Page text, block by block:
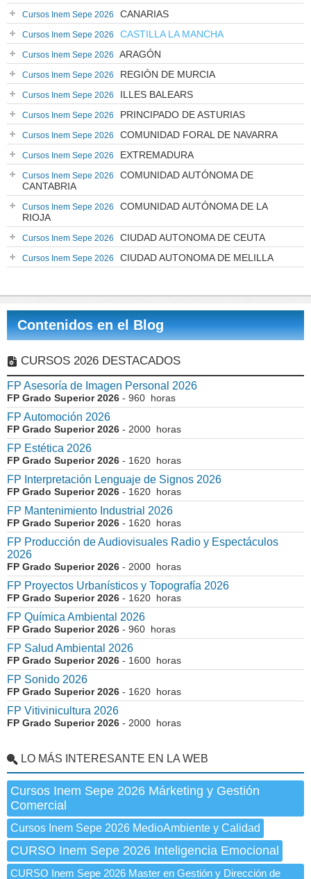
Cursos Inem Sepe 2026 CANARIAS
Cursos Inem Sepe 2026 CASTILLA LA MANCHA
Cursos Inem Sepe 2026 ARAGÓN
Cursos Inem Sepe 2026 REGIÓN DE MURCIA
Cursos Inem Sepe 2026 ILLES BALEARS
Cursos Inem Sepe 2026 PRINCIPADO DE ASTURIAS
Cursos Inem Sepe 2026 COMUNIDAD FORAL DE NAVARRA
Cursos Inem Sepe 2026 EXTREMADURA
Cursos Inem Sepe 2026
COMUNIDAD AUTÓNOMA DE
CANTABRIA
Cursos Inem Sepe 2026
COMUNIDAD AUTÓNOMA DE LA
RIOJA
Cursos Inem Sepe 2026 CIUDAD AUTONOMA DE CEUTA
Cursos Inem Sepe 2026 CIUDAD AUTONOMA DE MELILLA
Contenidos en el Blog
CURSOS 2026 DESTACADOS
FP Asesoría de Imagen Personal 2026
FP Grado Superior 2026 - 960 horas
FP Automoción 2026
FP Grado Superior 2026 - 2000 horas
FP Estética 2026
FP Grado Superior 2026 - 1620 horas
FP Interpretación Lenguaje de Signos 2026
FP Grado Superior 2026 - 1620 horas
FP Mantenimiento Industrial 2026
FP Grado Superior 2026 - 1620 horas
FP Producción de Audiovisuales Radio y Espectáculos
2026
FP Grado Superior 2026 - 2000 horas
FP Proyectos Urbanísticos y Topografía 2026
FP Grado Superior 2026 - 1620 horas
FP Química Ambiental 2026
FP Grado Superior 2026 - 960 horas
FP Salud Ambiental 2026
FP Grado Superior 2026 - 1600 horas
FP Sonido 2026
FP Grado Superior 2026 - 1620 horas
FP Vitivinicultura 2026
FP Grado Superior 2026 - 2000 horas
LO MÁS INTERESANTE EN LA WEB
Cursos Inem Sepe 2026 Márketing y Gestión
Comercial
Cursos Inem Sepe 2026 MedioAmbiente y Calidad
CURSO Inem Sepe 2026 Inteligencia Emocional
CURSO Inem Sepe 2026 Master en Gestión y Dirección de